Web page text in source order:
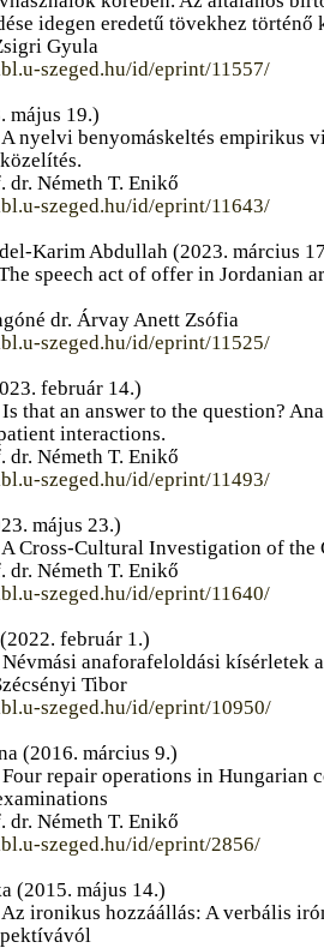
idegen eredetű tövekhez történő
Gyula
szeged.hu/id/eprint/11557/
május 19.)
nyelvi benyomáskeltés empirikus
dr. Németh T. Enikő
szeged.hu/id/eprint/11643/
Karim Abdullah (2023. március
speech act of offer in Jordanian
dr. Árvay Anett Zsófia
szeged.hu/id/eprint/11525/
február 14.)
that an answer to the question?
interactions.
dr. Németh T. Enikő
szeged.hu/id/eprint/11493/
május 23.)
Cross-Cultural Investigation of the
dr. Németh T. Enikő
szeged.hu/id/eprint/11640/
február 1.)
anaforafeloldási kísérletek
Tibor
szeged.hu/id/eprint/10950/
(2016. március 9.)
repair operations in Hungarian
dr. Németh T. Enikő
szeged.hu/id/eprint/2856/
(2015. május 14.)
ironikus hozzáállás: A verbális